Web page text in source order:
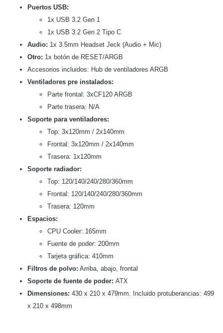
Puertos USB:
1x USB 3.2 Gen 1
1x USB 3.2 Gen 2 Tipo C
Audio: 1x 3.5mm Headset Jeck (Audio + Mic)
Otro: 1x botón de RESET/ARGB
Accesorios incluidos: Hub de ventiladores ARGB
Ventiladores pre instalados:
Parte frontal: 3xCF120 ARGB
Parte trasera: N/A
Soporte para ventiladores:
Top: 3x120mm / 2x140mm
Frontal: 3x120mm / 2x140mm
Trasera: 1x120mm
Soporte radiador:
Top: 120/140/240/280/360mm
Frontal: 120/140/240/280/360mm
Trasera: 120mm
Espacios:
CPU Cooler: 165mm
Fuente de poder: 200mm
Tarjeta gráfica: 410mm
Filtros de polvo: Arriba, abajo, frontal
Soporte de fuente de poder: ATX
Dimensiones: 430 x 210 x 479mm. Incluido protuberancias: 499
x 210 x 498mm